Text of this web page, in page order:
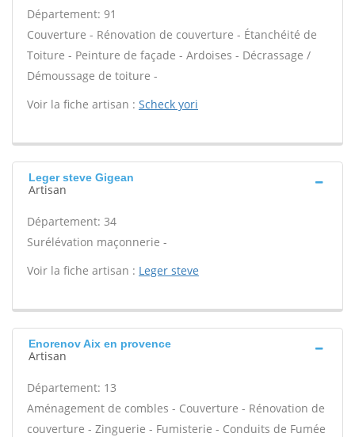
Département: 91
Couverture - Rénovation de couverture - Étanchéité de
Toiture - Peinture de façade - Ardoises - Décrassage /
Démoussage de toiture -
Voir la fiche artisan : Scheck yori
Leger steve Gigean
Artisan
Département: 34
Surélévation maçonnerie -
Voir la fiche artisan : Leger steve
Enorenov Aix en provence
Artisan
Département: 13
Aménagement de combles - Couverture - Rénovation de
couverture - Zinguerie - Fumisterie - Conduits de Fumée